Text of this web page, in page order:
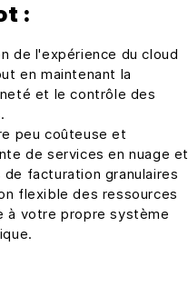
:
de l'expérience du cloud
en maintenant la
et le contrôle des
peu coûteuse et
de services en nuage et
de facturation granulaires
flexible des ressources
à votre propre système